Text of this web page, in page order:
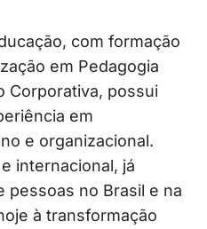
com formação
em Pedagogia
Corporativa, possui
em
e organizacional.
internacional, já
pessoas no Brasil e na
à transformação